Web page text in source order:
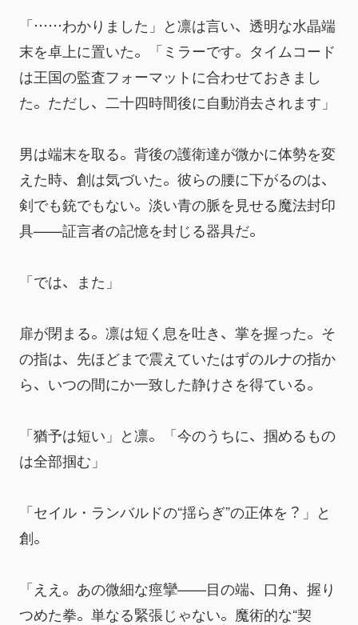
「……わかりました」と凛は言い、透明な水晶端
末を卓上に置いた。「ミラーです。タイムコード
は王国の監査フォーマットに合わせておきまし
た。ただし、二十四時間後に自動消去されます」
男は端末を取る。背後の護衛達が微かに体勢を変
えた時、創は気づいた。彼らの腰に下がるのは、
剣でも銃でもない。淡い青の脈を見せる魔法封印
具——証言者の記憶を封じる器具だ。
「では、また」
扉が閉まる。凛は短く息を吐き、掌を握った。そ
の指は、先ほどまで震えていたはずのルナの指か
ら、いつの間にか一致した静けさを得ている。
「猶予は短い」と凛。「今のうちに、掴めるもの
は全部掴む」
「セイル・ランバルドの“揺らぎ”の正体を？」と
創。
「ええ。あの微細な痙攣——目の端、口角、握り
つめた拳。単なる緊張じゃない。魔術的な“契